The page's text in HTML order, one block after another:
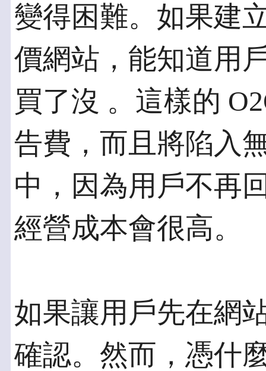
變得困難。如果建
價網站，能知道用
買了沒 。這樣的
告費，而且將陷入
中，因為用戶不再
經營成本會很高。
如果讓用戶先在網
確認。然而，憑什